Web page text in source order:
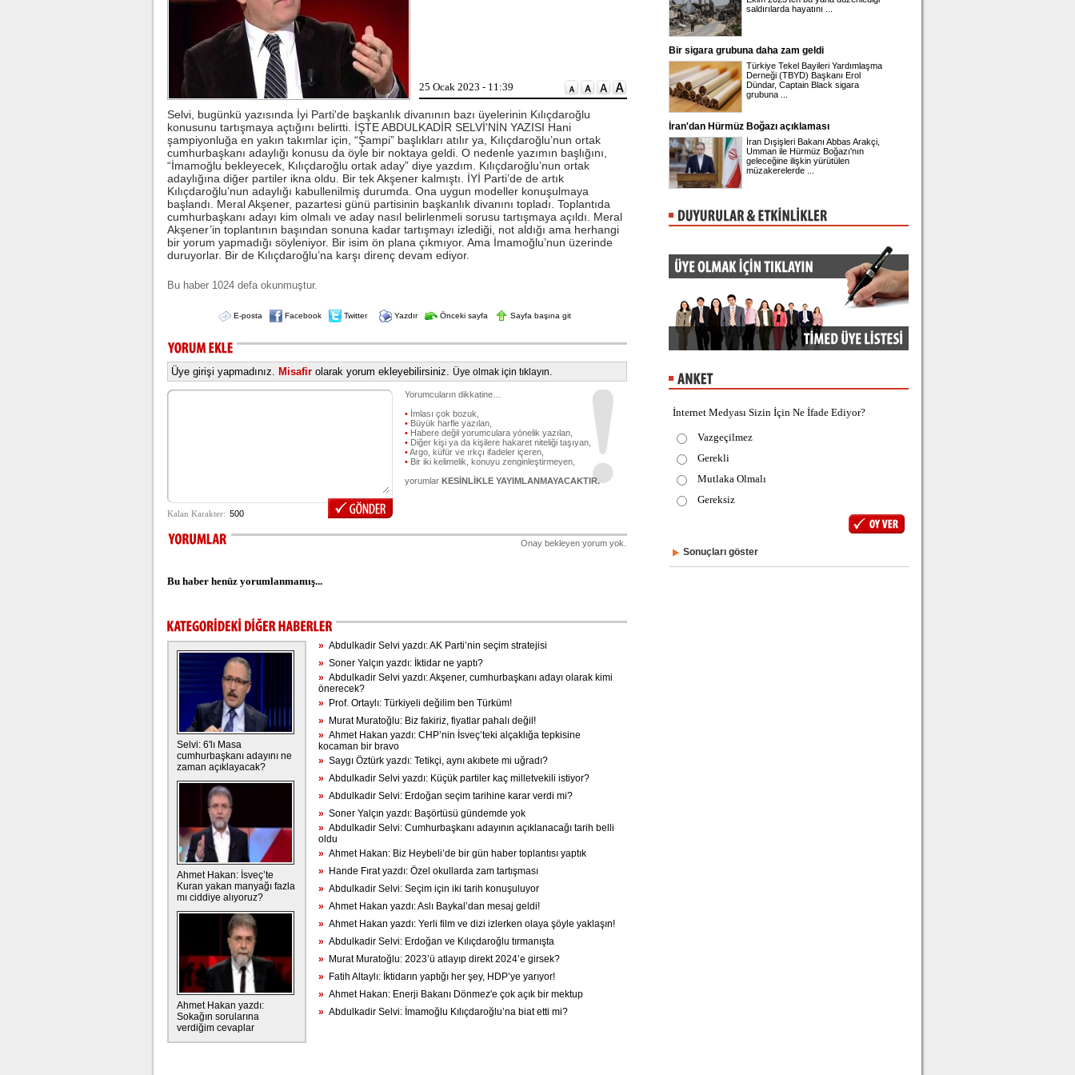
25 Ocak 2023 - 11:39
Selvi, bugünkü yazısında İyi Parti'de başkanlık divanının bazı üyelerinin Kılıçdaroğlu
konusunu tartışmaya açtığını belirtti. İŞTE ABDULKADİR SELVİ'NİN YAZISI Hani
şampiyonluğa en yakın takımlar için, “Şampi” başlıkları atılır ya, Kılıçdaroğlu’nun ortak
cumhurbaşkanı adaylığı konusu da öyle bir noktaya geldi. O nedenle yazımın başlığını,
“İmamoğlu bekleyecek, Kılıçdaroğlu ortak aday” diye yazdım. Kılıçdaroğlu’nun ortak
adaylığına diğer partiler ikna oldu. Bir tek Akşener kalmıştı. İYİ Parti’de de artık
Kılıçdaroğlu’nun adaylığı kabullenilmiş durumda. Ona uygun modeller konuşulmaya
başlandı. Meral Akşener, pazartesi günü partisinin başkanlık divanını topladı. Toplantıda
cumhurbaşkanı adayı kim olmalı ve aday nasıl belirlenmeli sorusu tartışmaya açıldı. Meral
Akşener’in toplantının başından sonuna kadar tartışmayı izlediği, not aldığı ama herhangi
bir yorum yapmadığı söyleniyor. Bir isim ön plana çıkmıyor. Ama İmamoğlu’nun üzerinde
duruyorlar. Bir de Kılıçdaroğlu’na karşı direnç devam ediyor.
Bu haber 1024 defa okunmuştur.
E-posta Facebook Twitter Yazdır Önceki sayfa Sayfa başına git
Üye girişi yapmadınız. Misafir olarak yorum ekleyebilirsiniz. Üye olmak için tıklayın.
Yorumcuların dikkatine…
• İmlası çok bozuk,
• Büyük harfle yazılan,
• Habere değil yorumculara yönelik yazılan,
• Diğer kişi ya da kişilere hakaret niteliği taşıyan,
•Argo, küfür ve ırkçı ifadeler içeren,
• Bir iki kelimelik, konuyu zenginleştirmeyen,
yorumlar KESİNLİKLE YAYIMLANMAYACAKTIR.
Onay bekleyen yorum yok.
Bu haber henüz yorumlanmamış...
Selvi: 6'lı Masa
cumhurbaşkanı adayını ne
zaman açıklayacak?
Ahmet Hakan: İsveç’te
Kuran yakan manyağı fazla
mı ciddiye alıyoruz?
Ahmet Hakan yazdı:
Sokağın sorularına
verdiğim cevaplar
» Abdulkadir Selvi yazdı: AK Parti’nin seçim stratejisi
» Soner Yalçın yazdı: İktidar ne yaptı?
» Abdulkadir Selvi yazdı: Akşener, cumhurbaşkanı adayı olarak kimi
önerecek?
» Prof. Ortaylı: Türkiyeli değilim ben Türküm!
» Murat Muratoğlu: Biz fakiriz, fiyatlar pahalı değil!
» Ahmet Hakan yazdı: CHP’nin İsveç’teki alçaklığa tepkisine
kocaman bir bravo
» Saygı Öztürk yazdı: Tetikçi, aynı akıbete mi uğradı?
» Abdulkadir Selvi yazdı: Küçük partiler kaç milletvekili istiyor?
» Abdulkadir Selvi: Erdoğan seçim tarihine karar verdi mi?
» Soner Yalçın yazdı: Başörtüsü gündemde yok
» Abdulkadir Selvi: Cumhurbaşkanı adayının açıklanacağı tarih belli
oldu
» Ahmet Hakan: Biz Heybeli’de bir gün haber toplantısı yaptık
» Hande Fırat yazdı: Özel okullarda zam tartışması
» Abdulkadir Selvi: Seçim için iki tarih konuşuluyor
» Ahmet Hakan yazdı: Aslı Baykal’dan mesaj geldi!
» Ahmet Hakan yazdı: Yerli film ve dizi izlerken olaya şöyle yaklaşın!
» Abdulkadir Selvi: Erdoğan ve Kılıçdaroğlu tırmanışta
» Murat Muratoğlu: 2023’ü atlayıp direkt 2024’e girsek?
» Fatih Altaylı: İktidarın yaptığı her şey, HDP’ye yarıyor!
» Ahmet Hakan: Enerji Bakanı Dönmez'e çok açık bir mektup
» Abdulkadir Selvi: İmamoğlu Kılıçdaroğlu’na biat etti mi?
ziyareti yaptı. Kılıçdaroğlu'na parti
Oğuzhan Uğur adliyeye sevk edildi
İstanbul Emniyet Müdürlüğü Mali
Suçlarla Mücadele Şube Müdürlüğü
ekiplerince Ahbap Derneği'nin ...
saldırılarda hayatını ...
Bir sigara grubuna daha zam geldi
Türkiye Tekel Bayileri Yardımlaşma
Derneği (TBYD) Başkanı Erol
Dündar, Captain Black sigara
grubuna ...
İran'dan Hürmüz Boğazı açıklaması
İran Dışişleri Bakanı Abbas Arakçi,
Umman ile Hürmüz Boğazı'nın
geleceğine ilişkin yürütülen
müzakerelerde ...
İnternet Medyası Sizin İçin Ne İfade Ediyor?
Vazgeçilmez
Gerekli
Mutlaka Olmalı
Gereksiz
Sonuçları göster